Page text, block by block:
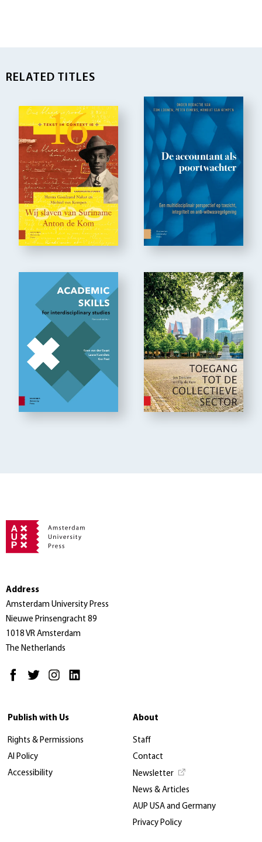
RELATED TITLES
Address
Amsterdam University Press
Nieuwe Prinsengracht 89
1018 VR Amsterdam
The Netherlands
Publish with Us
Rights & Permissions
AI Policy
Accessibility
About
Staff
Contact
Newsletter
News & Articles
AUP USA and Germany
Privacy Policy